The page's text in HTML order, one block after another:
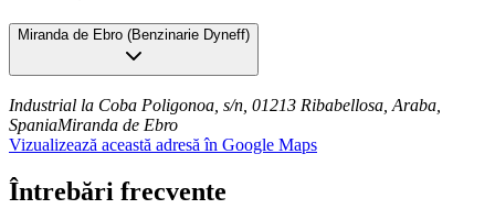
Miranda de Ebro (Benzinarie Dyneff)
Industrial la Coba Poligonoa, s/n, 01213 Ribabellosa, Araba,
SpaniaMiranda de Ebro
Vizualizează această adresă în Google Maps
Întrebări frecvente